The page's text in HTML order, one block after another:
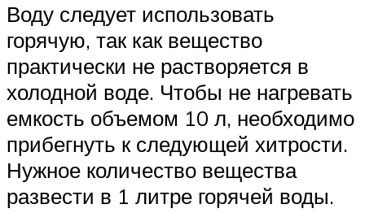
Воду следует использовать
горячую, так как вещество
практически не растворяется в
холодной воде. Чтобы не нагревать
емкость объемом 10 л, необходимо
прибегнуть к следующей хитрости.
Нужное количество вещества
развести в 1 литре горячей воды.